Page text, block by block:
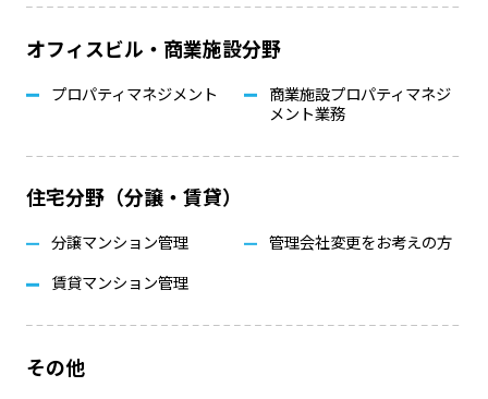
オフィスビル・商業施設分野
プロパティマネジメント
商業施設プロパティマネジ
メント業務
住宅分野（分譲・賃貸）
分譲マンション管理
賃貸マンション管理
管理会社変更をお考えの方
その他